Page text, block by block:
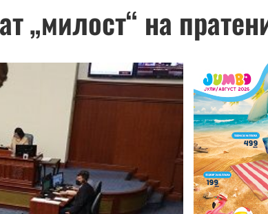
„милост“ на